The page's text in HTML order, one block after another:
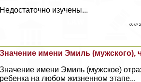
Недостаточно изучены...
06 07
Значение имени Эмиль (мужского),
Значение имени Эмиль (мужское)
ребенка на любом жизненном этапе...